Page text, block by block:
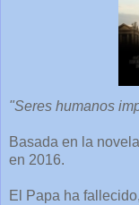
"Seres humanos
Basada en la
en 2016.
El Papa ha